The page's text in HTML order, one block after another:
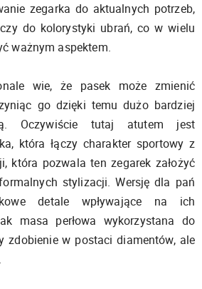
zegarka do aktualnych potrzeb,
do kolorystyki ubrań, co w wielu
ważnym aspektem.
wie, że pasek może zmienić
go dzięki temu dużo bardziej
Oczywiście tutaj atutem jest
która łączy charakter sportowy z
która pozwala ten zegarek założyć
stylizacji. Wersję dla pań
detale wpływające na ich
masa perłowa wykorzystana do
zdobienie w postaci diamentów, ale